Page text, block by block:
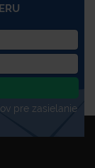
pre zasielanie